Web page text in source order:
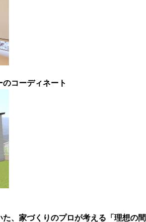
コーディネート
た、家づくりのプロが考える「理想の